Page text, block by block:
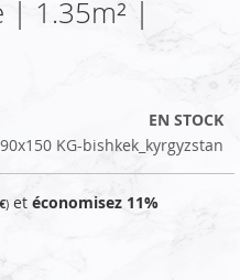
| 1.35m² |
EN STOCK
90x150 KG-bishkek_kyrgyzstan
et économisez 11%